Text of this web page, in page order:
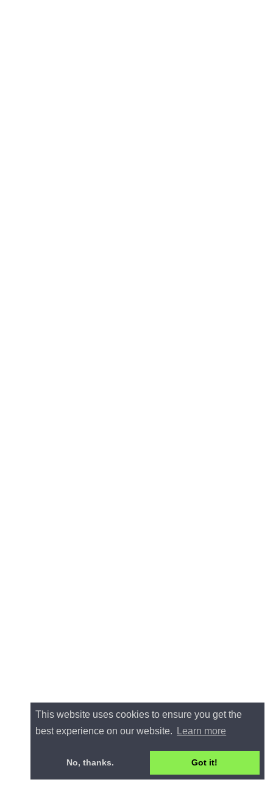
This website uses cookies to ensure you get the
best experience on our website.
Learn more
No, thanks. Got it!